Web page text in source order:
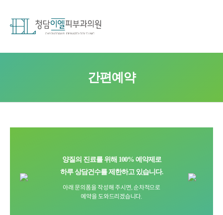
간편예약
양질의 진료를 위해 100% 예약제로
하루 상담건수를 제한하고 있습니다.
아래 문의폼을 작성해 주시면, 순차적으로
예약을 도와드리겠습니다.